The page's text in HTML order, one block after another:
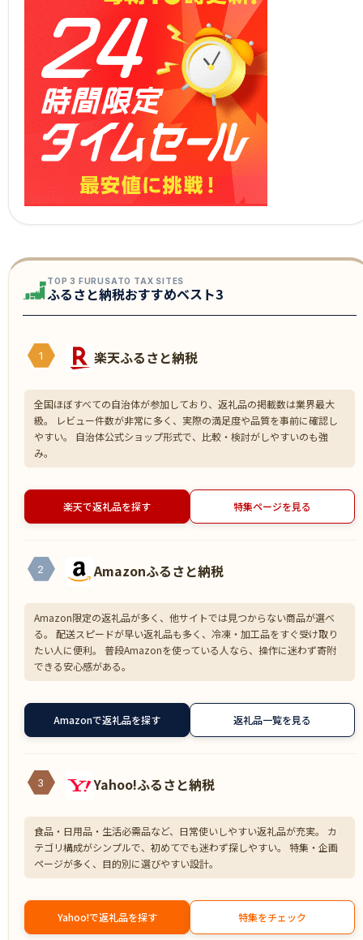
TOP 3 FURUSATO TAX SITES
ふるさと納税おすすめベスト3
1 楽天ふるさと納税
全国ほぼすべての自治体が参加しており、返礼品の掲載数は業界最大
級。 レビュー件数が非常に多く、実際の満足度や品質を事前に確認し
やすい。 自治体公式ショップ形式で、比較・検討がしやすいのも強
み。
楽天で返礼品を探す 特集ページを見る
2 Amazonふるさと納税
Amazon限定の返礼品が多く、他サイトでは見つからない商品が選べ
る。 配送スピードが早い返礼品も多く、冷凍・加工品をすぐ受け取り
たい人に便利。 普段Amazonを使っている人なら、操作に迷わず寄附
できる安心感がある。
Amazonで返礼品を探す 返礼品一覧を見る
3 Yahoo!ふるさと納税
食品・日用品・生活必需品など、日常使いしやすい返礼品が充実。 カ
テゴリ構成がシンプルで、初めてでも迷わず探しやすい。 特集・企画
ページが多く、目的別に選びやすい設計。
Yahoo!で返礼品を探す 特集をチェック